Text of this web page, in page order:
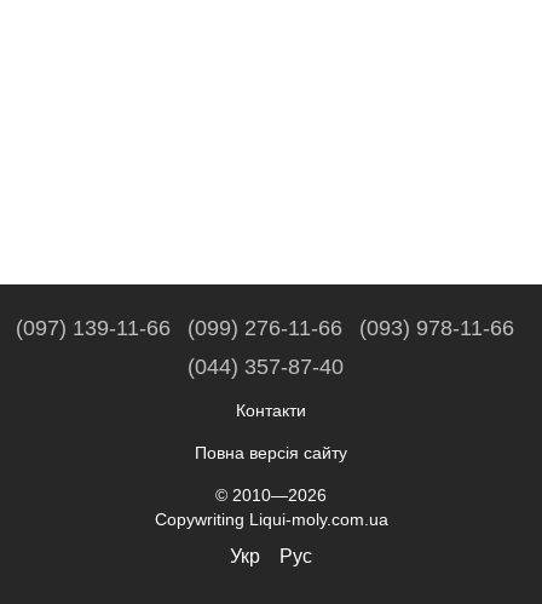
(097) 139-11-66 (099) 276-11-66
(093) 978-11-66
(044) 357-87-40
Контакти
Повна версія сайту
© 2010—2026
Copywriting Liqui-moly.com.ua
Укр Рус